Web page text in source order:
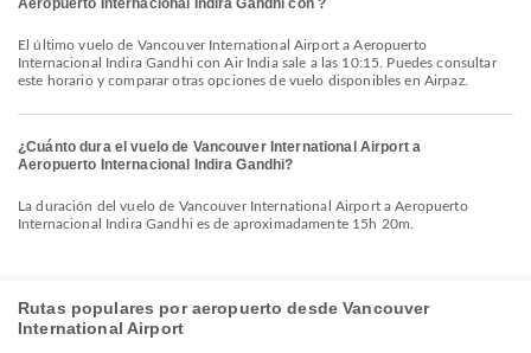
Aeropuerto Internacional Indira Gandhi con ?
El último vuelo de Vancouver International Airport a Aeropuerto
Internacional Indira Gandhi con Air India sale a las 10:15. Puedes consultar
este horario y comparar otras opciones de vuelo disponibles en Airpaz.
¿Cuánto dura el vuelo de Vancouver International Airport a
Aeropuerto Internacional Indira Gandhi?
La duración del vuelo de Vancouver International Airport a Aeropuerto
Internacional Indira Gandhi es de aproximadamente 15h 20m.
Rutas populares por aeropuerto desde Vancouver
International Airport